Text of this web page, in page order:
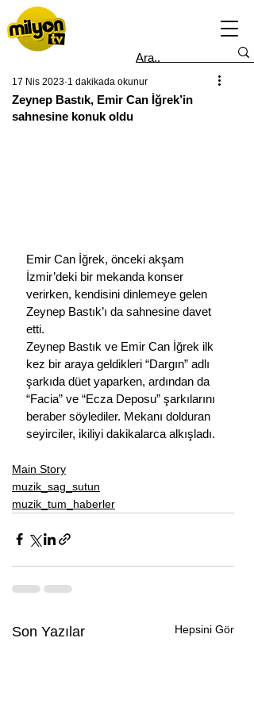
Zeynep Bastık, Emir Can İğrek’in
sahnesine konuk oldu
17 Nis 2023 1 dakikada okunur
Emir Can İğrek, önceki akşam
İzmir’deki bir mekanda konser
verirken, kendisini dinlemeye gelen
Zeynep Bastık’ı da sahnesine davet
etti.
Zeynep Bastık ve Emir Can İğrek ilk
kez bir araya geldikleri “Dargın” adlı
şarkıda düet yaparken, ardından da
“Facia” ve “Ecza Deposu” şarkılarını
beraber söylediler. Mekanı dolduran
seyirciler, ikiliyi dakikalarca alkışladı.
Main Story
muzik_sag_sutun
muzik_tum_haberler
Son Yazılar Hepsini Gör